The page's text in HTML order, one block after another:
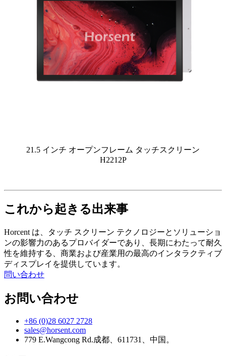
21.5 インチ オープンフレーム タッチスクリーン
H2212P
これから起きる出来事
Horcent は、タッチ スクリーン テクノロジーとソリューショ
ンの影響力のあるプロバイダーであり、長期にわたって耐久
性を維持する、商業および産業用の最高のインタラクティブ
ディスプレイを提供しています。
問い合わせ
お問い合わせ
+86 (0)28 6027 2728
sales@horsent.com
779 E.Wangcong Rd.成都、611731、中国。